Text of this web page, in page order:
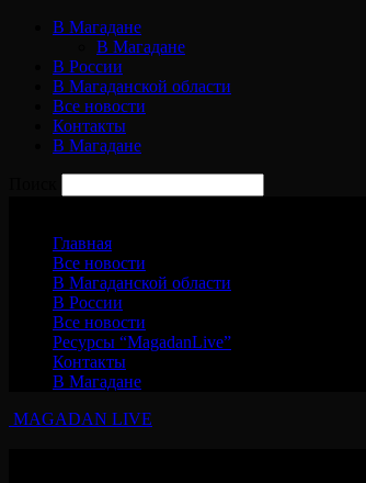
В Магадане
В Магадане
В России
В Магаданской области
Все новости
Контакты
В Магадане
Главная
Все новости
В Магаданской области
В России
Все новости
Ресурсы “MagadanLive”
Контакты
В Магадане
MAGADAN LIVE